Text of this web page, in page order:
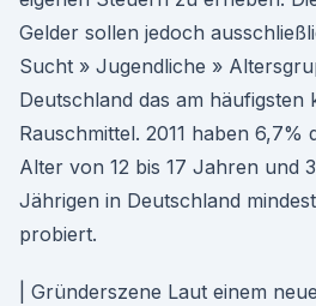
Gelder sollen jedoch
Sucht » Jugendliche »
Deutschland das am häufigsten
Rauschmittel. 2011 haben 6,7%
Alter von 12 bis 17 Jahren und
Jährigen in Deutschland
probiert.
| Gründerszene Laut einem